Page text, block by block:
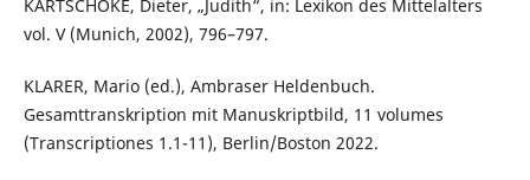
KARTSCHOKE, Dieter, „Judith“, in: Lexikon des Mittelalters
vol. V (Munich, 2002), 796–797.
KLARER, Mario (ed.), Ambraser Heldenbuch.
Gesamttranskription mit Manuskriptbild, 11 volumes
(Transcriptiones 1.1-11), Berlin/Boston 2022.